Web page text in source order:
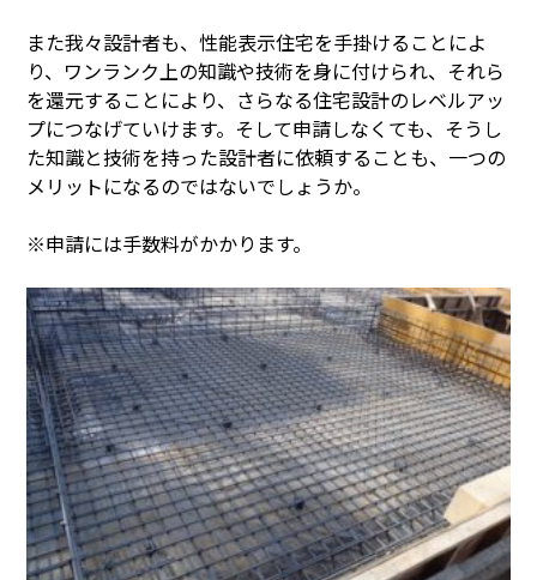
また我々設計者も、性能表示住宅を手掛けることによ
り、ワンランク上の知識や技術を身に付けられ、それら
を還元することにより、さらなる住宅設計のレベルアッ
プにつなげていけます。そして申請しなくても、そうし
た知識と技術を持った設計者に依頼することも、一つの
メリットになるのではないでしょうか。
※申請には手数料がかかります。